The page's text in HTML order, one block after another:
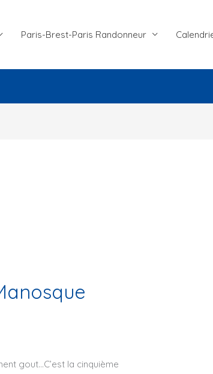
Paris-Brest-Paris Randonneur
gout…C’est la cinquième